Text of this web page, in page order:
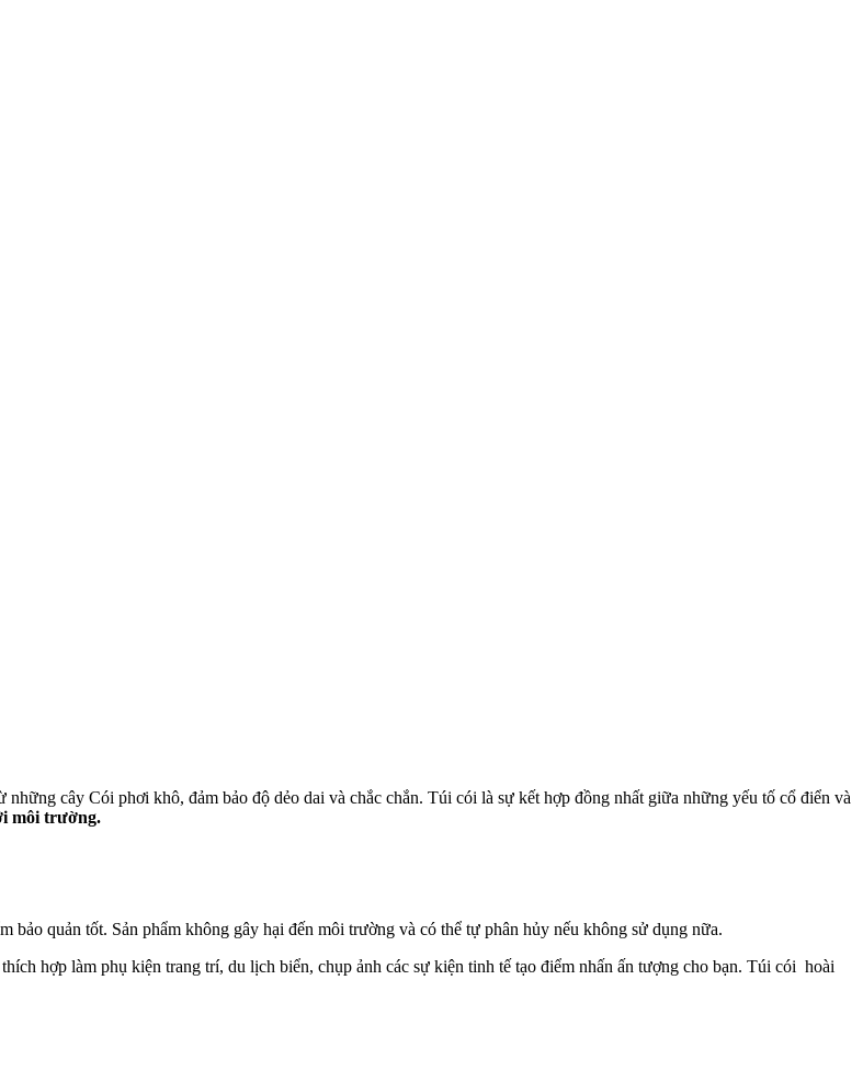
cây Cói phơi khô, đảm bảo độ dẻo dai và chắc chắn. Túi cói là sự kết hợp đồng nhất giữa những yếu tố cổ điển và
môi trường.
quản tốt. Sản phẩm không gây hại đến môi trường và có thể tự phân hủy nếu không sử dụng nữa.
hợp làm phụ kiện trang trí, du lịch biển, chụp ảnh các sự kiện tinh tế tạo điểm nhấn ấn tượng cho bạn. Túi cói hoài